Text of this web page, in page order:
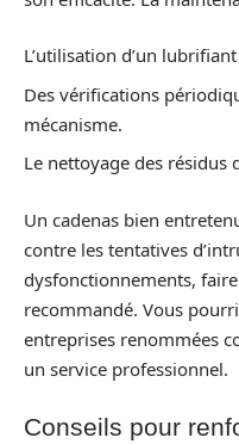
L’utilisation d’un
Des vérifications
mécanisme.
Le nettoyage des résidus
Un cadenas bien
contre les tentatives
dysfonctionnements,
recommandé. Vous
entreprises renommées
un service professionnel.
Conseils pour